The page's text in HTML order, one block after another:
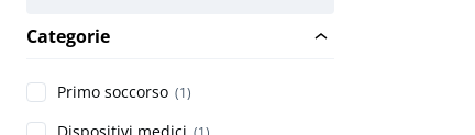
Categorie
Primo soccorso (1)